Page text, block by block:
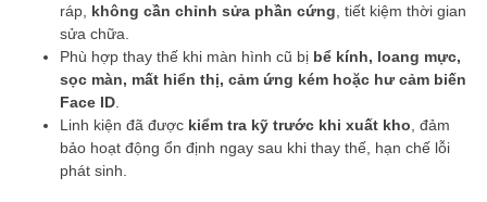
ráp, không cần chỉnh sửa phần cứng , tiết kiệm thời gian
sửa chữa.
Phù hợp thay thế khi màn hình cũ bị bể kính, loang mực,
sọc màn, mất hiển thị, cảm ứng kém hoặc hư cảm biến
Face ID
Linh kiện đã được kiểm tra kỹ trước khi xuất kho , đảm
bảo hoạt động ổn định ngay sau khi thay thế, hạn chế lỗi
phát sinh.